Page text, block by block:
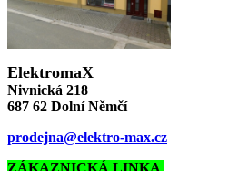
ElektromaX
Nivnická 218
687 62 Dolní Němčí
prodejna@elektro-max.cz
ZÁKAZNICKÁ LINKA